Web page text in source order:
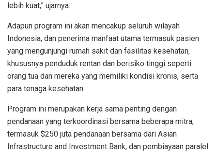
lebih kuat,” ujarnya.
Adapun program ini akan mencakup seluruh wilayah
Indonesia, dan penerima manfaat utama termasuk pasien
yang mengunjungi rumah sakit dan fasilitas kesehatan,
khususnya penduduk rentan dan berisiko tinggi seperti
orang tua dan mereka yang memiliki kondisi kronis, serta
para tenaga kesehatan.
Program ini merupakan kerja sama penting dengan
pendanaan yang terkoordinasi bersama beberapa mitra,
termasuk $250 juta pendanaan bersama dari Asian
Infrastructure and Investment Bank, dan pembiayaan paralel